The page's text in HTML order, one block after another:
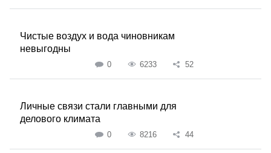
Чистые воздух и вода чиновникам
невыгодны
0 6233 52
Личные связи стали главными для
делового климата
0 8216 44